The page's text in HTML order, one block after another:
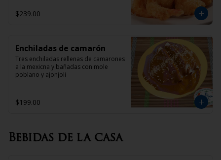
$239.00
Enchiladas de camarón
Tres enchiladas rellenas de camarones
a la mexicna y bañadas con mole
poblano y ajonjoli
$199.00
Bebidas de la casa